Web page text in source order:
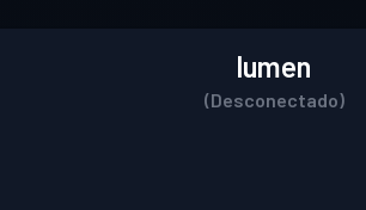
lumen
(Desconectado)